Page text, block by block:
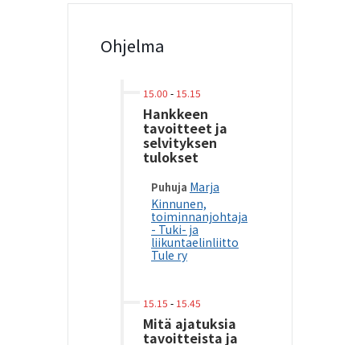
Ohjelma
15.00 - 15.15
Hankkeen
tavoitteet ja
selvityksen
tulokset
Puhuja Marja
Kinnunen,
toiminnanjohtaja
- Tuki- ja
liikuntaelinliitto
Tule ry
15.15 - 15.45
Mitä ajatuksia
tavoitteista ja